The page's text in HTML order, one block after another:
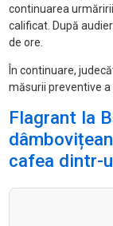
continuarea
calificat. După
de ore.
În continuare,
măsurii preventive
Flagrant la
cafea dintr-